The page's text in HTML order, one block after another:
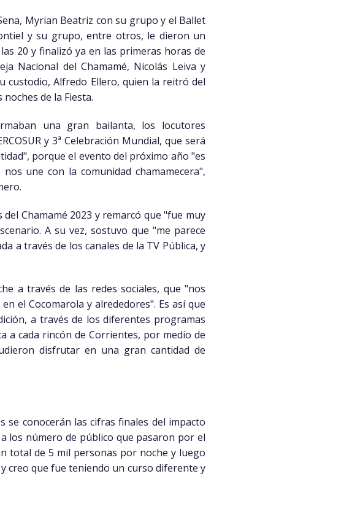
Myrian Beatriz con su grupo y el Ballet
y su grupo, entre otros, le dieron un
20 y finalizó ya en las primeras horas de
Nacional del Chamamé, Nicolás Leiva y
custodio, Alfredo Ellero, quien la reitró del
de la Fiesta.
una gran bailanta, los locutores
y 3ª Celebración Mundial, que será
porque el evento del próximo año "es
une con la comunidad chamamecera",
Chamamé 2023 y remarcó que "fue muy
A su vez, sostuvo que "me parece
a través de los canales de la TV Pública, y
a través de las redes sociales, que "nos
el Cocomarola y alrededores". Es así que
a través de los diferentes programas
a cada rincón de Corrientes, por medio de
disfrutar en una gran cantidad de
conocerán las cifras finales del impacto
los número de público que pasaron por el
total de 5 mil personas por noche y luego
creo que fue teniendo un curso diferente y